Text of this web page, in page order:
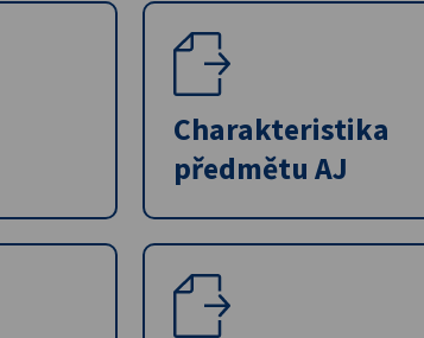
Charakteristika
předmětu AJ